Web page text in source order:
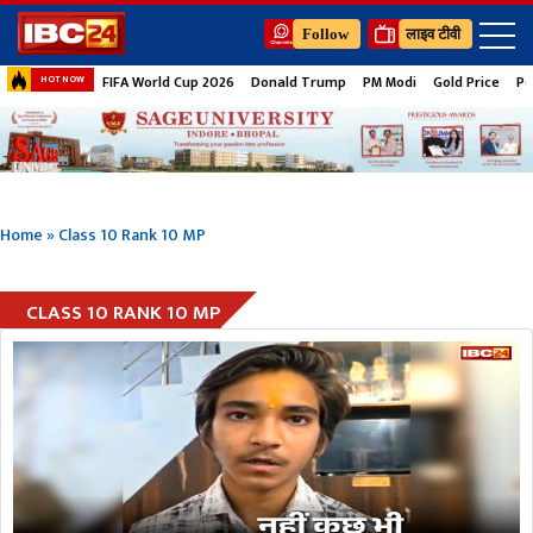
Follow लाइव टीवी
HOT NOW FIFA World Cup 2026 Donald Trump PM Modi Gold Price
Home»Class 10 Rank 10 MP
CLASS 10 RANK 10 MP